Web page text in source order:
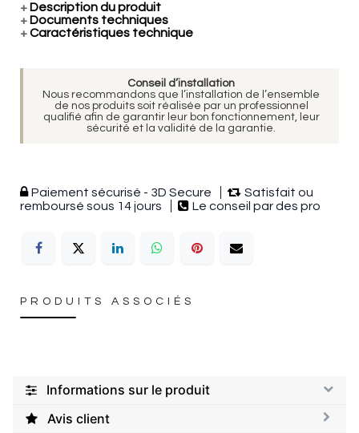
+ Description du produit
+ Documents techniques
+Caractéristiques technique
Conseil d’installation
Nous recommandons que l’installation de l’ensemble
de nos produits soit réalisée par un professionnel
qualifié afin de garantir leur bon fonctionnement, leur
sécurité et la validité de la garantie.
Paiement sécurisé - 3D Secure
Satisfait ou
remboursé sous 14 jours
Le conseil par des pro
PRODUITS ASSOCIÉS
Informations sur le produit
Avis client